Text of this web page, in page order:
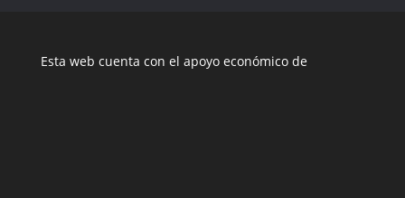
Esta web cuenta con el apoyo económico de